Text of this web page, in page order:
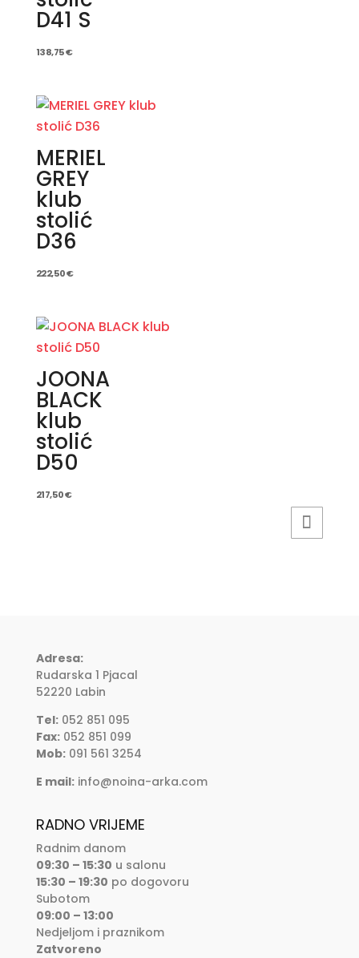
D41 S
138,75€
MERIEL
GREY
klub
stolić
D36
222,50€
JOONA
BLACK
klub
stolić
D50
217,50€
Adresa:
Rudarska 1 Pjacal
52220 Labin
Tel:052 851 095
Fax:052 851 099
Mob:091 561 3254
E mail: info@noina-arka.com
RADNO VRIJEME
Radnim danom
09:30 – 15:30 u salonu
15:30 – 19:30 po dogovoru
Subotom
09:00 – 13:00
Nedjeljom i praznikom
Zatvoreno